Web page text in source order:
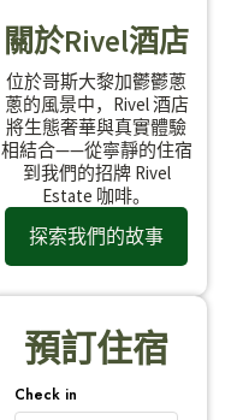
關於Rivel酒店
位於哥斯大黎加鬱鬱蔥
蔥的風景中，Rivel 酒店
將生態奢華與真實體驗
相結合——從寧靜的住宿
到我們的招牌 Rivel
Estate 咖啡。
探索我們的故事
預訂住宿
Check in